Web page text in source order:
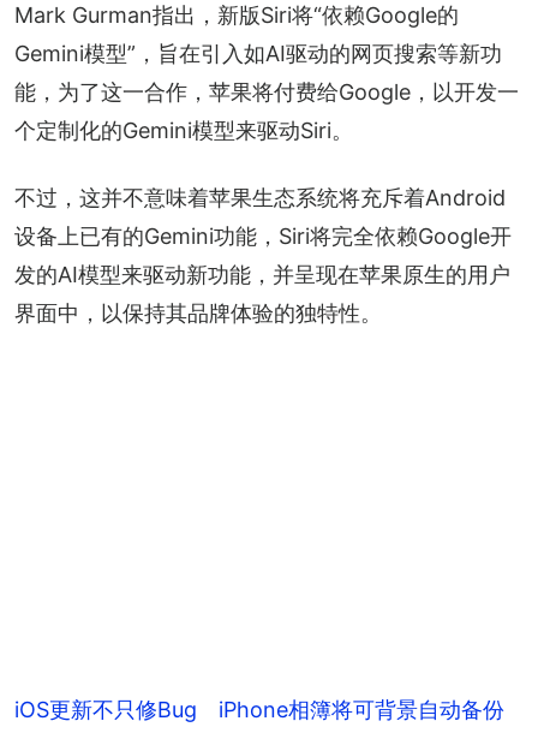
Mark Gurman指出，新版Siri将“依赖Google的
Gemini模型”，旨在引入如AI驱动的网页搜索等新功
能，为了这一合作，苹果将付费给Google，以开发一
个定制化的Gemini模型来驱动Siri。
不过，这并不意味着苹果生态系统将充斥着Android
设备上已有的Gemini功能，Siri将完全依赖Google开
发的AI模型来驱动新功能，并呈现在苹果原生的用户
界面中，以保持其品牌体验的独特性。
iOS更新不只修Bug iPhone相簿将可背景自动备份